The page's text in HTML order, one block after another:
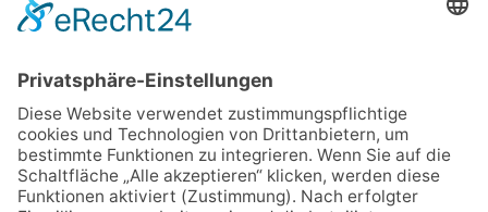
Kontakt
Magistrat der Stadt Schwalmstadt